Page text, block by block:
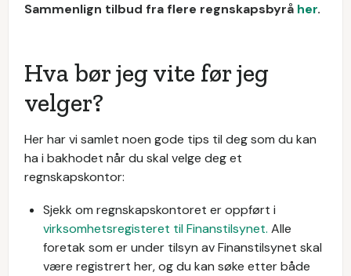
Sammenlign tilbud fra flere regnskapsbyrå her.
Hva bør jeg vite før jeg
velger?
Her har vi samlet noen gode tips til deg som du kan
ha i bakhodet når du skal velge deg et
regnskapskontor:
Sjekk om regnskapskontoret er oppført i
virksomhetsregisteret til Finanstilsynet. Alle
foretak som er under tilsyn av Finanstilsynet skal
være registrert her, og du kan søke etter både